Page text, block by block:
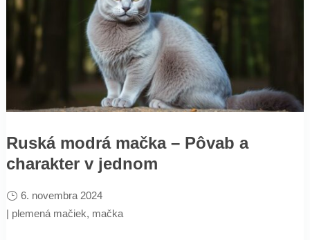
Ruská modrá mačka – Pôvab a
charakter v jednom
6. novembra 2024
| plemená mačiek, mačka